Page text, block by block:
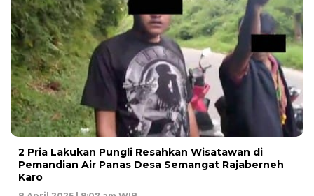
2 Pria Lakukan Pungli Resahkan Wisatawan di
Pemandian Air Panas Desa Semangat Rajaberneh
Karo